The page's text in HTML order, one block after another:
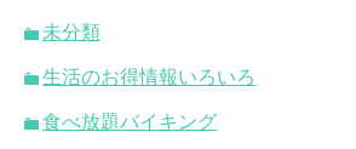
未分類
生活のお得情報いろいろ
食べ放題バイキング